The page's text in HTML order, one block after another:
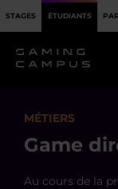
STAGES ÉTUDIANTS
MÉTIERS
Game
Au cours de la